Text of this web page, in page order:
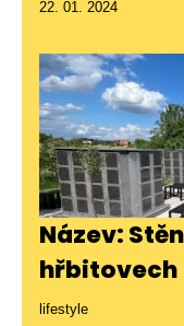
22. 01. 2024
Název:
hřbitovech
lifestyle